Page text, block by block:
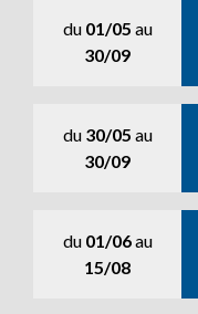
du 01/05 au
30/09
du 30/05 au
30/09
du 01/06au
15/08